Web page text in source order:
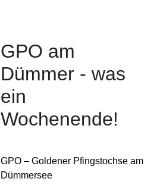
GPO am
Dümmer - was
ein
Wochenende!
GPO – Goldener Pfingstochse am
Dümmersee